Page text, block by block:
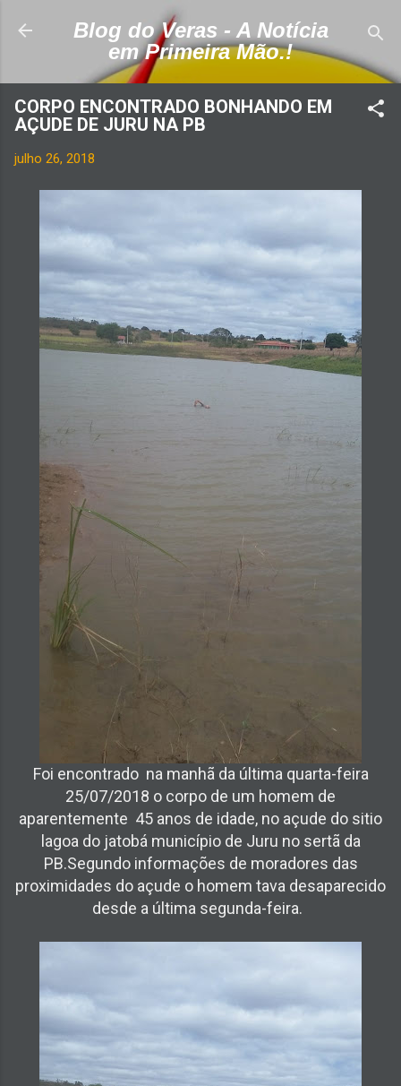
Pular para o conteúdo principal
Blog do Veras - A Notícia
em Primeira Mão.!
CORPO ENCONTRADO BONHANDO EM
AÇUDE DE JURU NA PB
julho 26, 2018
Foi encontrado na manhã da última quarta-feira
25/07/2018 o corpo de um homem de
aparentemente 45 anos de idade, no açude do sitio
lagoa do jatobá município de Juru no sertã da
PB.Segundo informações de moradores das
proximidades do açude o homem tava desaparecido
desde a última segunda-feira.